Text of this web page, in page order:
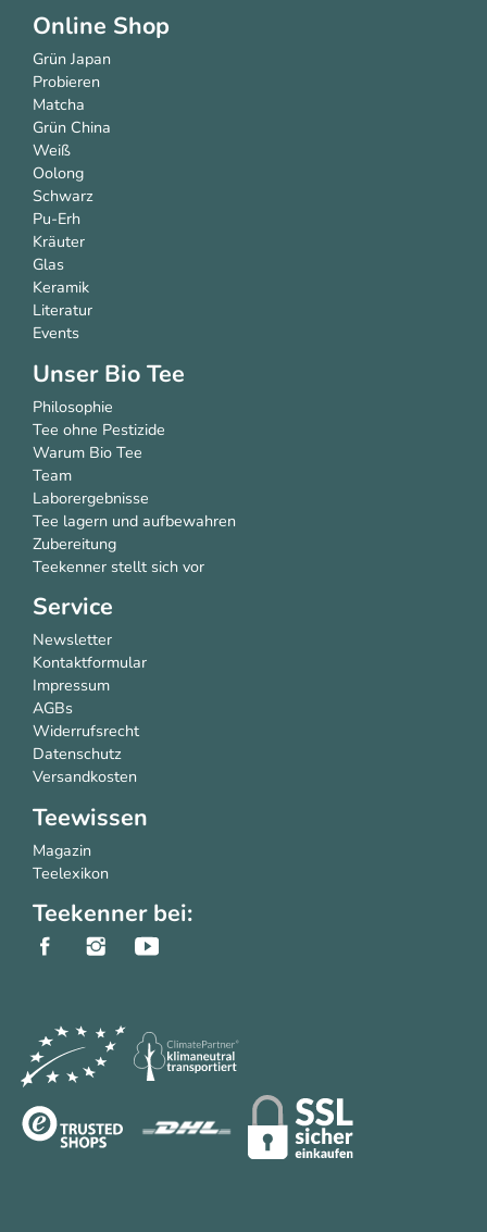
Online Shop
Grün Japan
Probieren
Matcha
Grün China
Weiß
Oolong
Schwarz
Pu-Erh
Kräuter
Glas
Keramik
Literatur
Events
Unser Bio Tee
Philosophie
Tee ohne Pestizide
Warum Bio Tee
Team
Laborergebnisse
Tee lagern und aufbewahren
Zubereitung
Teekenner stellt sich vor
Service
Newsletter
Kontaktformular
Impressum
AGBs
Widerrufsrecht
Datenschutz
Versandkosten
Teewissen
Magazin
Teelexikon
Teekenner bei: